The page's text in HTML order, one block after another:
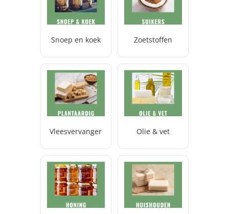
Snoep en koek Zoetstoffen
Vleesvervanger Olie & vet